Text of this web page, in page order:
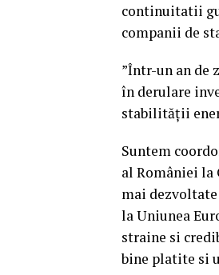
continuitatii
companii de
”Într-un an de
în derulare
stabilității
Suntem
al României la
mai
la Uniunea
straine si
bine platite si